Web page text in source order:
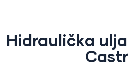
Hidraulička